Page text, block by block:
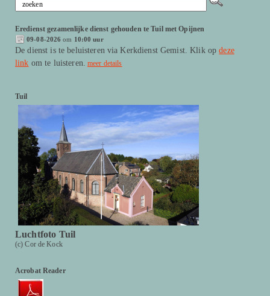
Eredienst gezamenlijke dienst gehouden te Tuil met Opijnen
09-08-2026 om 10:00 uur
De dienst is te beluisteren via Kerkdienst Gemist. Klik opdeze
link om te luisteren. meer details
Tuil
Luchtfoto Tuil
(c) Cor de Kock
Acrobat Reader